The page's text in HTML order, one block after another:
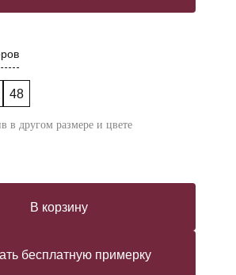
48
в другом размере и цвете
В корзину
бесплатную примерку